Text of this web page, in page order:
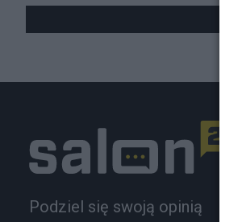
Podziel się swoją opinią